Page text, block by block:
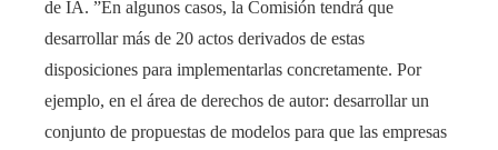
de IA. ”En algunos casos, la Comisión tendrá que
desarrollar más de 20 actos derivados de estas
disposiciones para implementarlas concretamente. Por
ejemplo, en el área de derechos de autor: desarrollar un
conjunto de propuestas de modelos para que las empresas